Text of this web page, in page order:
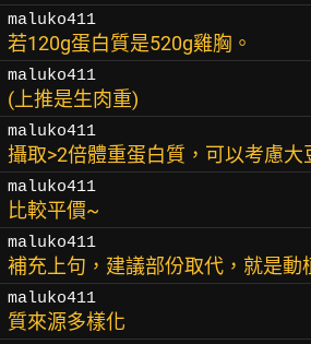
maluko411
若120g蛋白質是520g雞胸。
maluko411
(上推是生肉重)
maluko411
攝取>2倍體重蛋白質，可以考慮大
maluko411
比較平價~
maluko411
補充上句，建議部份取代，就是動
maluko411
質來源多樣化